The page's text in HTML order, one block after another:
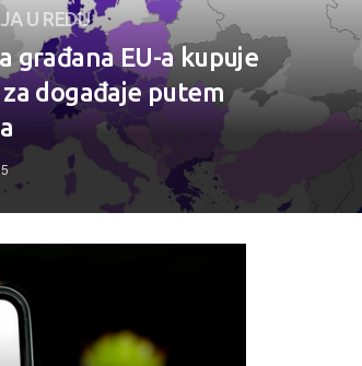
U REDU
građana EU-a kupuje
događaje putem